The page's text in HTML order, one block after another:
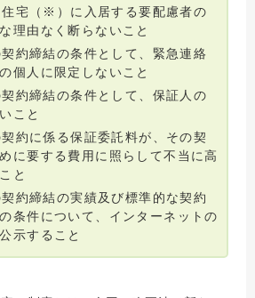
宅（※）に入居する要配慮者の
理由なく断らないこと
約締結の条件として、緊急連絡
個人に限定しないこと
約締結の条件として、保証人の
こと
に係る保証委託料が、その契
に要する費用に照らして不当に高
と
締結の実績及び標準的な契約
条件について、インターネットの
示すること